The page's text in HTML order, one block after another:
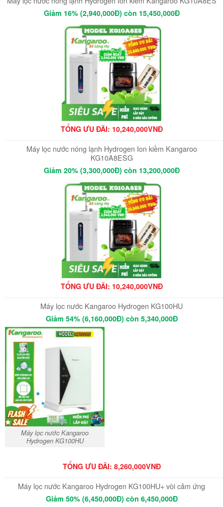
Giảm 16% (2,940,000Đ) còn 15,450,000Đ
TỔNG ƯU ĐÃI: 10,240,000VNĐ
Máy lọc nước nóng lạnh Hydrogen Ion kiềm Kangaroo
KG10A8ESG
Giảm 20% (3,300,000Đ) còn 13,200,000Đ
TỔNG ƯU ĐÃI: 10,240,000VNĐ
Máy lọc nước Kangaroo Hydrogen KG100HU
Giảm 54% (6,160,000Đ) còn 5,340,000Đ
Máy lọc nước Kangaroo
Hydrogen KG100HU
TỔNG ƯU ĐÃI: 8,260,000VNĐ
Máy lọc nước Kangaroo Hydrogen KG100HU+ vòi cảm ứng
Giảm 50% (6,450,000Đ) còn 6,450,000Đ